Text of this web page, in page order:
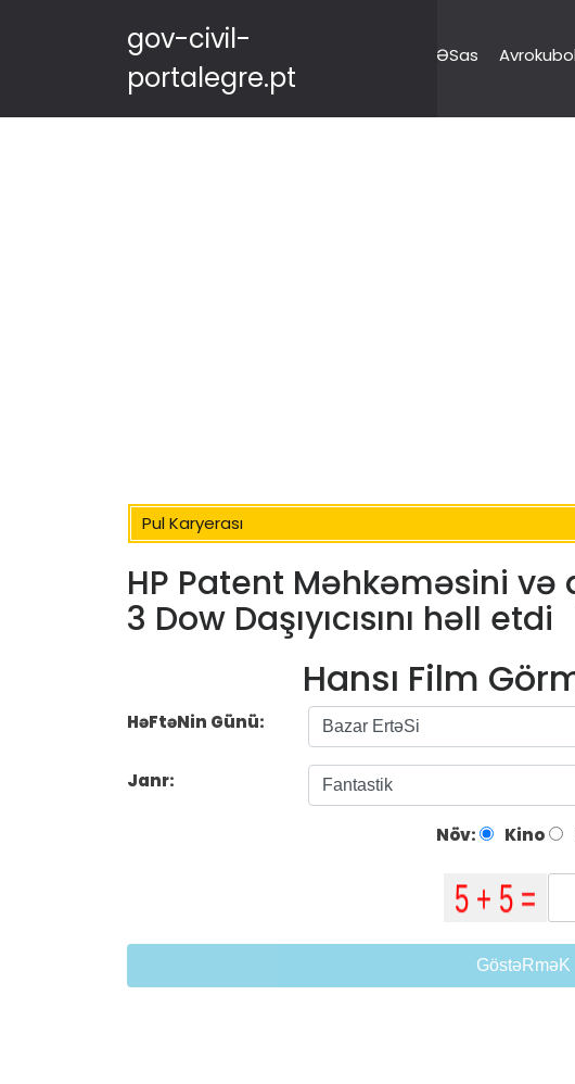
gov-civil-
portalegre.pt
ƏSas
Pul Karyerası
HP Patent Məhkəməsini və
3 Dow Daşıyıcısını həll etdi
Hansı Film
HəFtəNin Günü:
Janr:
Növ: Kino
GöstəRməK